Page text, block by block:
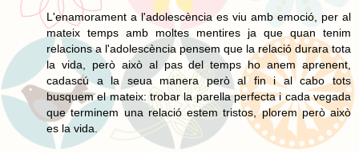
L'enamorament a l'adolescència es viu amb emoció, per al
mateix temps amb moltes mentires ja que quan tenim
relacions a l'adolescència pensem que la relació durara tota
la vida, però això al pas del temps ho anem aprenent,
cadascú a la seua manera però al fin i al cabo tots
busquem el mateix: trobar la parella perfecta i cada vegada
que terminem una relació estem tristos, plorem però això
es la vida.